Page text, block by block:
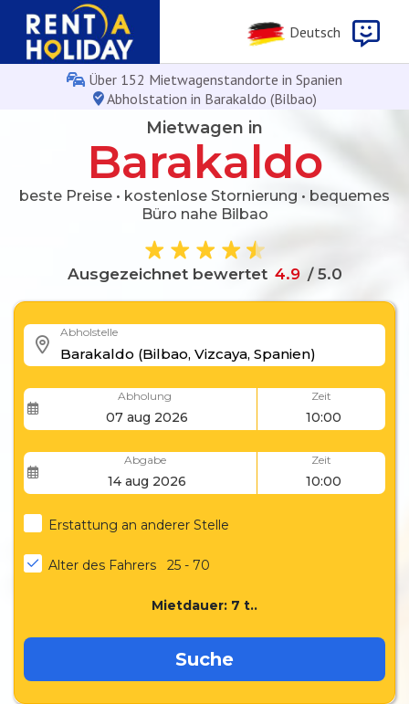
Deutsch
Über 152 Mietwagenstandorte in Spanien
Abholstation in Barakaldo (Bilbao)
Mietwagen in
Barakaldo
beste Preise • kostenlose Stornierung • bequemes
Büro nahe Bilbao
Ausgezeichnet bewertet 4.9 / 5.0
Abholstelle
Abholung Zeit
Abgabe Zeit
Erstattung an anderer Stelle
Alter des Fahrers 25 - 70
Mietdauer: 7 t..
Suche